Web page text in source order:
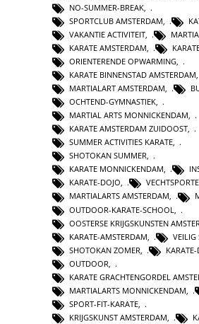
NO-SUMMER-BREAK
SPORTCLUB AMSTERDAM
VAKANTIE ACTIVITEIT
KARATE AMSTERDAM
ORIENTERENDE OPWARMING
KARATE BINNENSTAD AMSTERDAM
MARTIALART AMSTERDAM
OCHTEND-GYMNASTIEK,
MARTIAL ARTS MONNICKENDAM,
KARATE AMSTERDAM ZUIDOOST,
SUMMER ACTIVITIES KARATE,
SHOTOKAN SUMMER,
KARATE MONNICKENDAM,
KARATE-DOJO,
MARTIALARTS AMSTERDAM,
OUTDOOR-KARATE-SCHOOL
OOSTERSE KRIJGSKUNSTEN
KARATE-AMSTERDAM
VEILIG
SHOTOKAN ZOMER
OUTDOOR
KARATE GRACHTENGORDEL
MARTIALARTS MONNICKENDAM
SPORT-FIT-KARATE
KRIJGSKUNST AMSTERDAM,